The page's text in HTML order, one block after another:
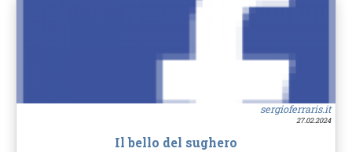
sergioferraris.it
27.02.2024
Il bello del sughero